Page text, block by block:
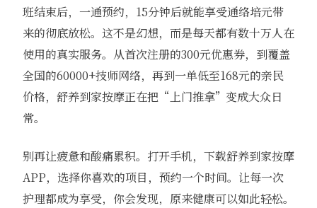
班结束后，一通预约，15分钟后就能享受通络培元带
来的彻底放松。这不是幻想，而是每天都有数十万人在
使用的真实服务。从首次注册的300元优惠券，到覆盖
全国的60000+技师网络，再到一单低至168元的亲民
价格，舒养到家按摩正在把“上门推拿”变成大众日
常。
别再让疲惫和酸痛累积。打开手机，下载舒养到家按摩
APP，选择你喜欢的项目，预约一个时间。让每一次
护理都成为享受，你会发现，原来健康可以如此轻松。